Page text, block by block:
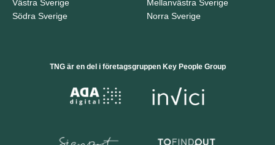
Västra Sverige
Södra Sverige
Mellanvästra Sverige
Norra Sverige
TNG är en del i företagsgruppen Key People Group